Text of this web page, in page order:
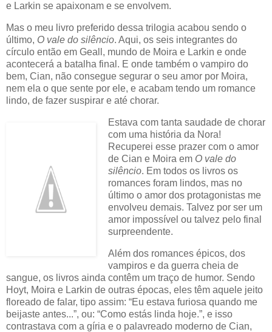
e Larkin se apaixonam e se envolvem.
Mas o meu livro preferido dessa trilogia acabou sendo o
último, O vale do silêncio. Aqui, os seis integrantes do
círculo então em Geall, mundo de Moira e Larkin e onde
acontecerá a batalha final. E onde também o vampiro do
bem, Cian, não consegue segurar o seu amor por Moira,
nem ela o que sente por ele, e acabam tendo um romance
lindo, de fazer suspirar e até chorar.
Estava com tanta saudade de chorar
com uma história da Nora!
Recuperei esse prazer com o amor
de Cian e Moira em O vale do
silêncio. Em todos os livros os
romances foram lindos, mas no
último o amor dos protagonistas me
envolveu demais. Talvez por ser um
amor impossível ou talvez pelo final
surpreendente.
Além dos romances épicos, dos
vampiros e da guerra cheia de
sangue, os livros ainda contêm um traço de humor. Sendo
Hoyt, Moira e Larkin de outras épocas, eles têm aquele jeito
floreado de falar, tipo assim: “Eu estava furiosa quando me
beijaste antes...”, ou: “Como estás linda hoje.”, e isso
contrastava com a gíria e o palavreado moderno de Cian,